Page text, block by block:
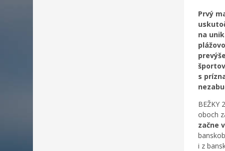
Prvý
na
s
BEŽKY
oboch
začne
i z